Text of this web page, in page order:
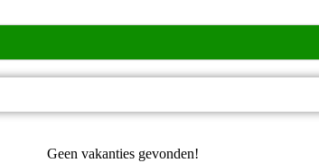
Geen vakanties gevonden!